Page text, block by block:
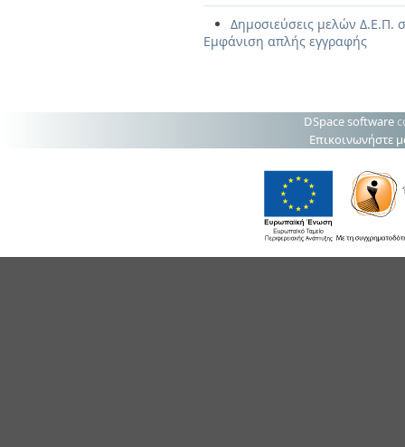
Δημοσιεύσεις μελών Δ.Ε.Π.
Εμφάνιση απλής εγγραφής
DSpace software
Επικοινωνήστε